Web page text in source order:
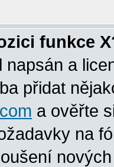
funkce
napsán a
přidat
a ověřte
na